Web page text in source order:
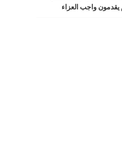
يقدمون واجب العزاء